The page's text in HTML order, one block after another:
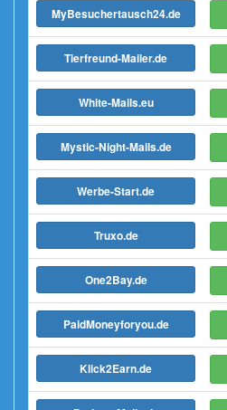
MyBesuchertausch24.de
Tierfreund-Mailer.de
White-Mails.eu
Mystic-Night-Mails.de
Werbe-Start.de
Truxo.de
One2Bay.de
PaidMoneyforyou.de
Klick2Earn.de